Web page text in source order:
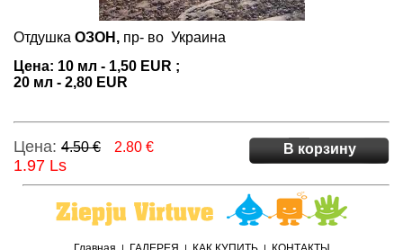
Отдушка ОЗОН, пр- во Украина
Цена: 10 мл - 1,50 EUR ;
20 мл - 2,80 EUR
Цена: 4.50 € 2.80 €
1.97 Ls
В корзину